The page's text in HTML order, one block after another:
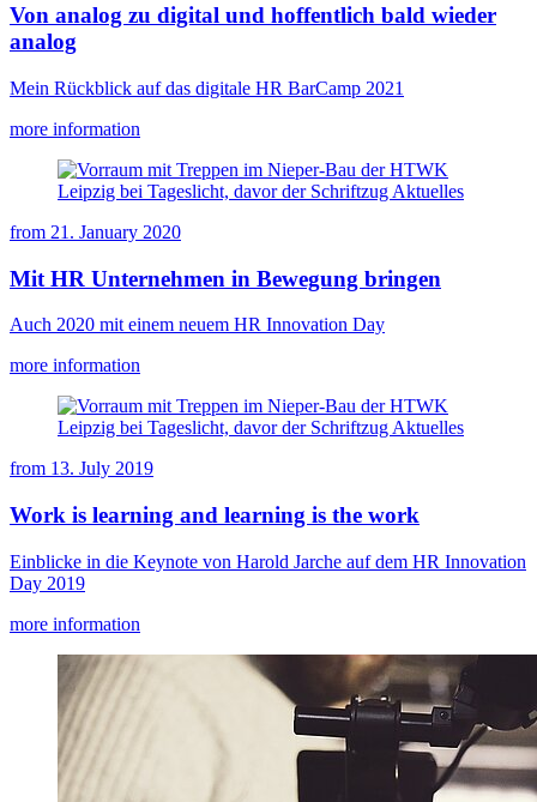
Von analog zu digital und hoffentlich bald wieder
analog
Mein Rückblick auf das digitale HR BarCamp 2021
more information
from 21. January 2020
Mit HR Unternehmen in Bewegung bringen
Auch 2020 mit einem neuem HR Innovation Day
more information
from 13. July 2019
Work is learning and learning is the work
Einblicke in die Keynote von Harold Jarche auf dem HR Innovation
Day 2019
more information